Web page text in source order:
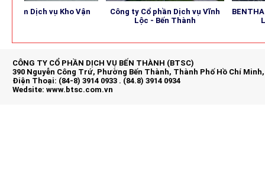
vụ Kho Vận
Công ty Cổ phần Dịch vụ Vĩnh
Lộc - Bến Thành
BENTHANH
Luọng
CÔNG TY CỔ PHẦN DỊCH VỤ BẾN THÀNH (BTSC)
390 Nguyễn Công Trứ, Phường Bến Thành, Thành Phố Hồ Chí
Điện Thoại: (84-8) 3914 0933 . (84.8) 3914 0934
Wedsite: www.btsc.com.vn